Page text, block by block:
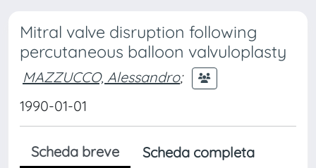
Mitral valve disruption following
percutaneous balloon valvuloplasty
MAZZUCCO, Alessandro;
1990-01-01
Scheda breve
Scheda completa